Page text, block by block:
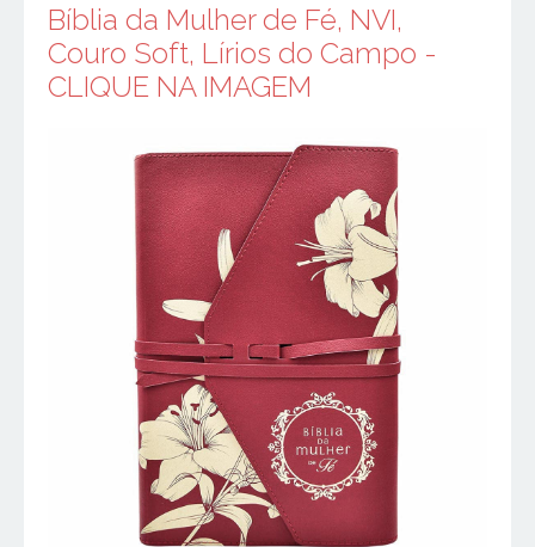
Bíblia da Mulher de Fé, NVI,
Couro Soft, Lírios do Campo -
CLIQUE NA IMAGEM